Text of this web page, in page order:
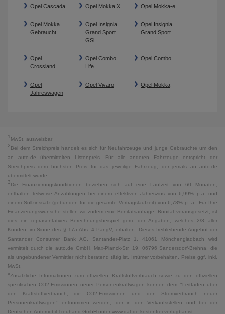
Opel Cascada Opel Mokka X Opel Mokka-e
Opel Mokka
Gebraucht
Opel Insignia
Grand Sport
GSi
Opel Insignia
Grand Sport
Opel
Crossland
Opel Combo
Life
Opel Combo
Opel
Jahreswagen
Opel Vivaro Opel Mokka
1 MwSt. ausweisbar
2Bei dem Streichpreis handelt es sich für Neufahrzeuge und junge Gebrauchte um den
an auto.de übermittelten Listenpreis. Für alle anderen Fahrzeuge entspricht der
Streichpreis dem höchsten Preis für das jeweilige Fahrzeug, der jemals an auto.de
übermittelt wurde.
3Die Finanzierungskonditionen beziehen sich auf eine Laufzeit von 60 Monaten,
enthalten teilweise Anzahlungen bei einem effektiven Jahreszins von 6,99% p.a. und
einem Sollzinssatz (gebunden für die gesamte Vertragslaufzeit) von 6,78% p. a.. Für Ihre
Finanzierungswünsche stellen wir zudem eine Bonitätsanfrage. Bonität vorausgesetzt, ist
dies ein repräsentatives Berechnungsbeispiel gem. der Angaben, welches 2/3 aller
Kunden, im Sinne des § 17a Abs. 4 PangV, erhalten. Dieses freibleibende Angebot der
Santander Consumer Bank AG, Santander-Platz 1, 41061 Mönchengladbach wird
vermittelt durch die auto.de GmbH, Max-Planck-Str. 19, 06796 Sandersdorf-Brehna, die
als ungebundener Vermittler nicht beratend tätig ist. Irrtümer vorbehalten. Preise ggf. inkl.
MwSt.
*Zusätzliche Informationen zum offiziellen Kraftstoffverbrauch sowie zu den offiziellen
spezifischen CO2-Emissionen neuer Personenkraftwagen können dem "Leitfaden über
den Kraftstoffverbrauch, die CO2-Emissionen und den Stromverbrauch neuer
Personenkraftwagen" entnommen werden, der in den Verkaufsstellen und bei der
Deutschen Automobil Treuhand GmbH unter www.dat.de kostenfrei verfügbar ist.